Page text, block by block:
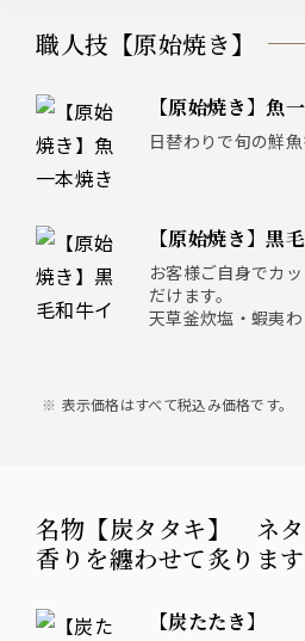
職人技【原始焼き】
【原始焼き】魚
日替わりで旬の鮮
【原始焼き】
お客様ご自身でカ
だけます。
天草釜炊塩・蝦夷
表示価格はすべて税込み価格です。
名物【炭タタキ】 ネタに炭を押し当て
香りを纏わせて炙ります
【炭たたき】